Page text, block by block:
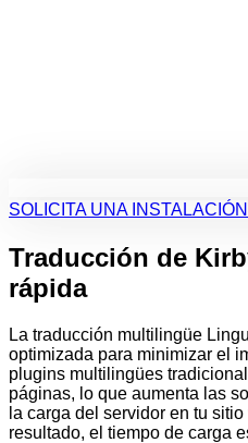
SOLICITA UNA
Traducción de
rápida
La traducción multilingüe
optimizada para minimizar el
plugins multilingües
páginas, lo que aumenta las
la carga del servidor en tu
resultado, el tiempo de carga